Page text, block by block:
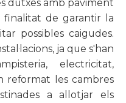
dutxes amb paviment
finalitat de garantir la
possibles caigudes.
·lacions, ja que s'han
electricitat,
reformat les cambres
a allotjar els